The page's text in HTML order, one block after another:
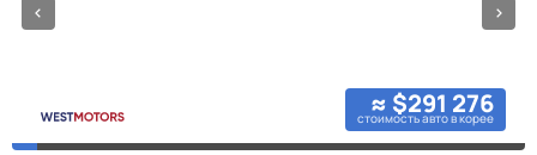
≈ $291 276
стоимость авто в корее